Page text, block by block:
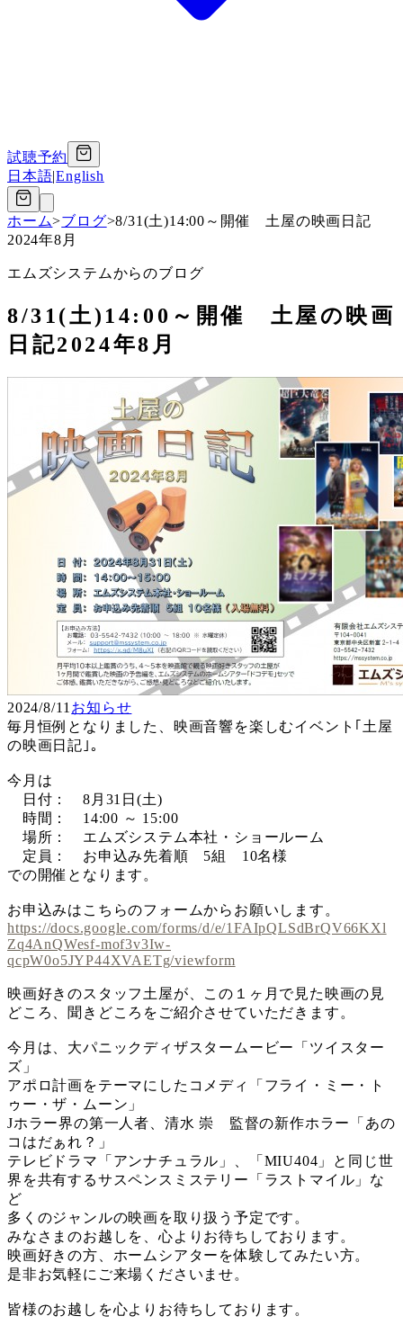
試聴予約
日本語|English
ホーム>ブログ>8/31(土)14:00～開催 土屋の映画日記
2024年8月
エムズシステムからのブログ
8/31(土)14:00～開催 土屋の映画
日記2024年8月
2024/8/11 お知らせ
毎月恒例となりました、映画音響を楽しむイベント｢土屋
の映画日記｣。
今月は
日付： 8月31日(土)
時間： 14:00 ～ 15:00
場所： エムズシステム本社・ショールーム
定員： お申込み先着順 5組 10名様
での開催となります。
お申込みはこちらのフォームからお願いします。
https://docs.google.com/forms/d/e/1FAIpQLSdBrQV66KXl
Zq4AnQWesf-mof3v3Iw-
qcpW0o5JYP44XVAETg/viewform
映画好きのスタッフ土屋が、この１ヶ月で見た映画の見
どころ、聞きどころをご紹介させていただきます。
今月は、大パニックディザスタームービー「ツイスター
ズ」
アポロ計画をテーマにしたコメディ「フライ・ミー・ト
ゥー・ザ・ムーン」
Jホラー界の第一人者、清水 崇 監督の新作ホラー「あの
コはだぁれ？」
テレビドラマ「アンナチュラル」、「MIU404」と同じ世
界を共有するサスペンスミステリー「ラストマイル」な
ど
多くのジャンルの映画を取り扱う予定です。
みなさまのお越しを、心よりお待ちしております。
映画好きの方、ホームシアターを体験してみたい方。
是非お気軽にご来場くださいませ。
皆様のお越しを心よりお待ちしております。